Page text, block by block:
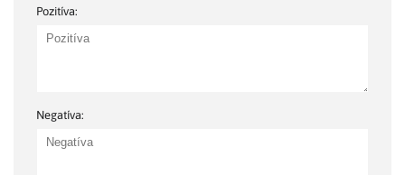
Pozitíva:
Negatíva: